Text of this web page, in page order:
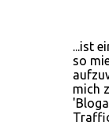
...ist
so
mich